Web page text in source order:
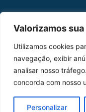
Valorizamos
Utilizamos cookies
navegação, exibir
analisar nosso
concorda com nosso
Personalizar